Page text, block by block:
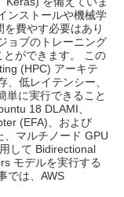
ンストールや機械学
費やす必要はあり
ョブのトレーニング
とができます。 この
(HPC) アーキテ
低レイテンシー、
単に実行できること
18 DLAMI、
(EFA)、および
マルチノード GPU
して Bidirectional
モデルを実行する
では、AWS